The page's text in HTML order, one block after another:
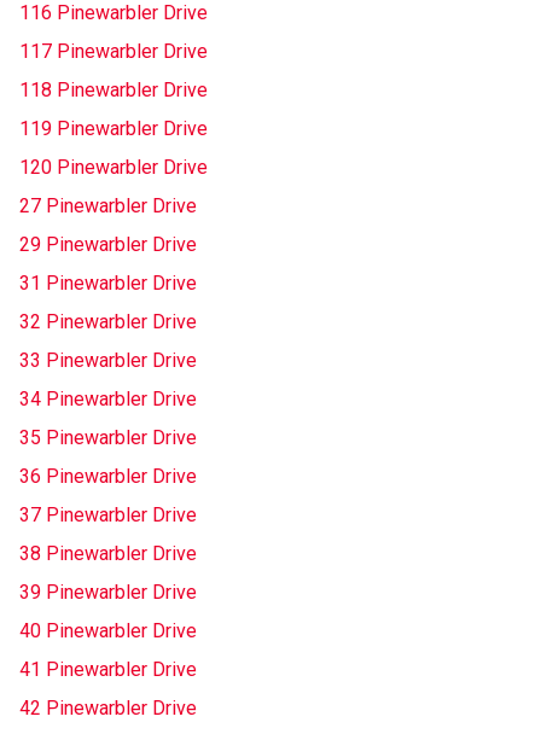
116 Pinewarbler Drive
117 Pinewarbler Drive
118 Pinewarbler Drive
119 Pinewarbler Drive
120 Pinewarbler Drive
27 Pinewarbler Drive
29 Pinewarbler Drive
31 Pinewarbler Drive
32 Pinewarbler Drive
33 Pinewarbler Drive
34 Pinewarbler Drive
35 Pinewarbler Drive
36 Pinewarbler Drive
37 Pinewarbler Drive
38 Pinewarbler Drive
39 Pinewarbler Drive
40 Pinewarbler Drive
41 Pinewarbler Drive
42 Pinewarbler Drive